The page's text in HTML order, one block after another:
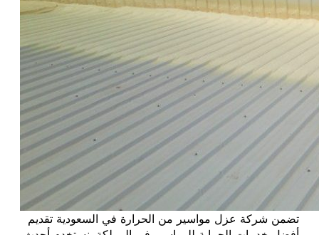
تضمن شركة عزل مواسير من الحرارة في السعودية تقديم